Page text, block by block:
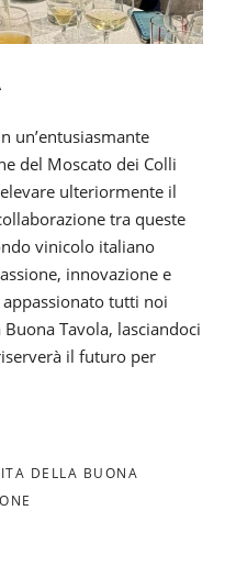
un’entusiasmante
del Moscato dei Colli
ulteriormente il
tra queste
vinicolo italiano
innovazione e
tutti noi
Tavola, lasciandoci
il futuro per
DELLA BUONA